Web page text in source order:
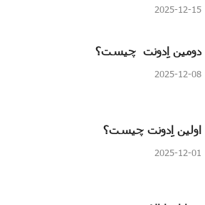
2025-12-15
دومین اِدونت چیست؟
2025-12-08
اولین اِدونت چیست؟
2025-12-01